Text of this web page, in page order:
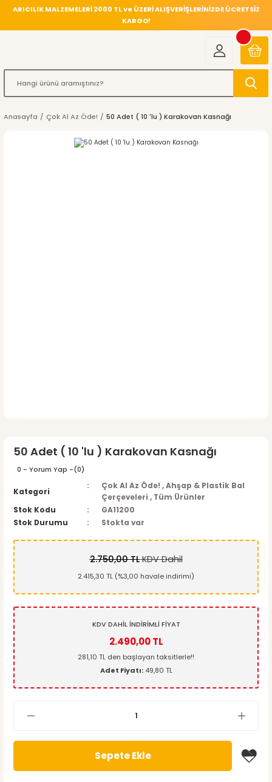
ARICILIK MALZEMELERİ 2000 TL ve ÜZERİ ALIŞVERİŞLERİNİZDE ÜCRETSİZ
KARGO!
Anasayfa Çok Al Az Öde! 50 Adet ( 10 'lu ) Karakovan Kasnağı
50 Adet ( 10 'lu ) Karakovan Kasnağı
0 - Yorum Yap -(0)
Kategori
Çok Al Az Öde! ,Ahşap & Plastik Bal
Çerçeveleri , Tüm Ürünler
Stok Kodu
GA11200
Stok Durumu
Stokta var
2.750,00 TLKDV Dahil
2.415,30 TL (%3,00 havale indirimi)
KDV DAHİL İNDİRİMLİ FİYAT
2.490,00 TL
281,10 TL den başlayan taksitlerle!!
Adet Fiyatı:49,80 TL
Sepete Ekle